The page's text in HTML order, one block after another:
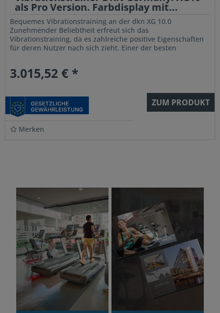
als Pro Version. Farbdisplay mit...
Bequemes Vibrationstraining an der dkn XG 10.0
Zunehmender Beliebtheit erfreut sich das
Vibrationstraining, da es zahlreiche positive Eigenschaften
für deren Nutzer nach sich zieht. Einer der besten
3.015,52 € *
ZUM PRODUKT
Merken